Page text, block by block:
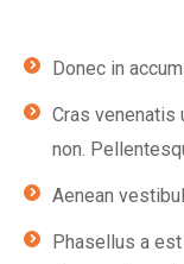
Donec in
Cras venenatis
non.
Aenean
Phasellus a